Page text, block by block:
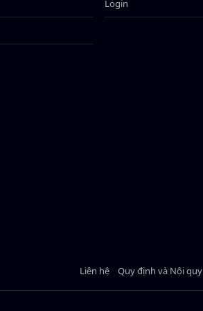
Login
Liên hệ Quy định và Nội quy